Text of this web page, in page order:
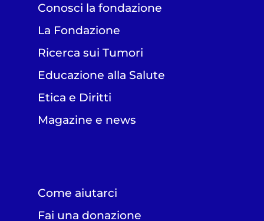
Conosci la fondazione
La Fondazione
Ricerca sui Tumori
Educazione alla Salute
Etica e Diritti
Magazine e news
Come aiutarci
Fai una donazione